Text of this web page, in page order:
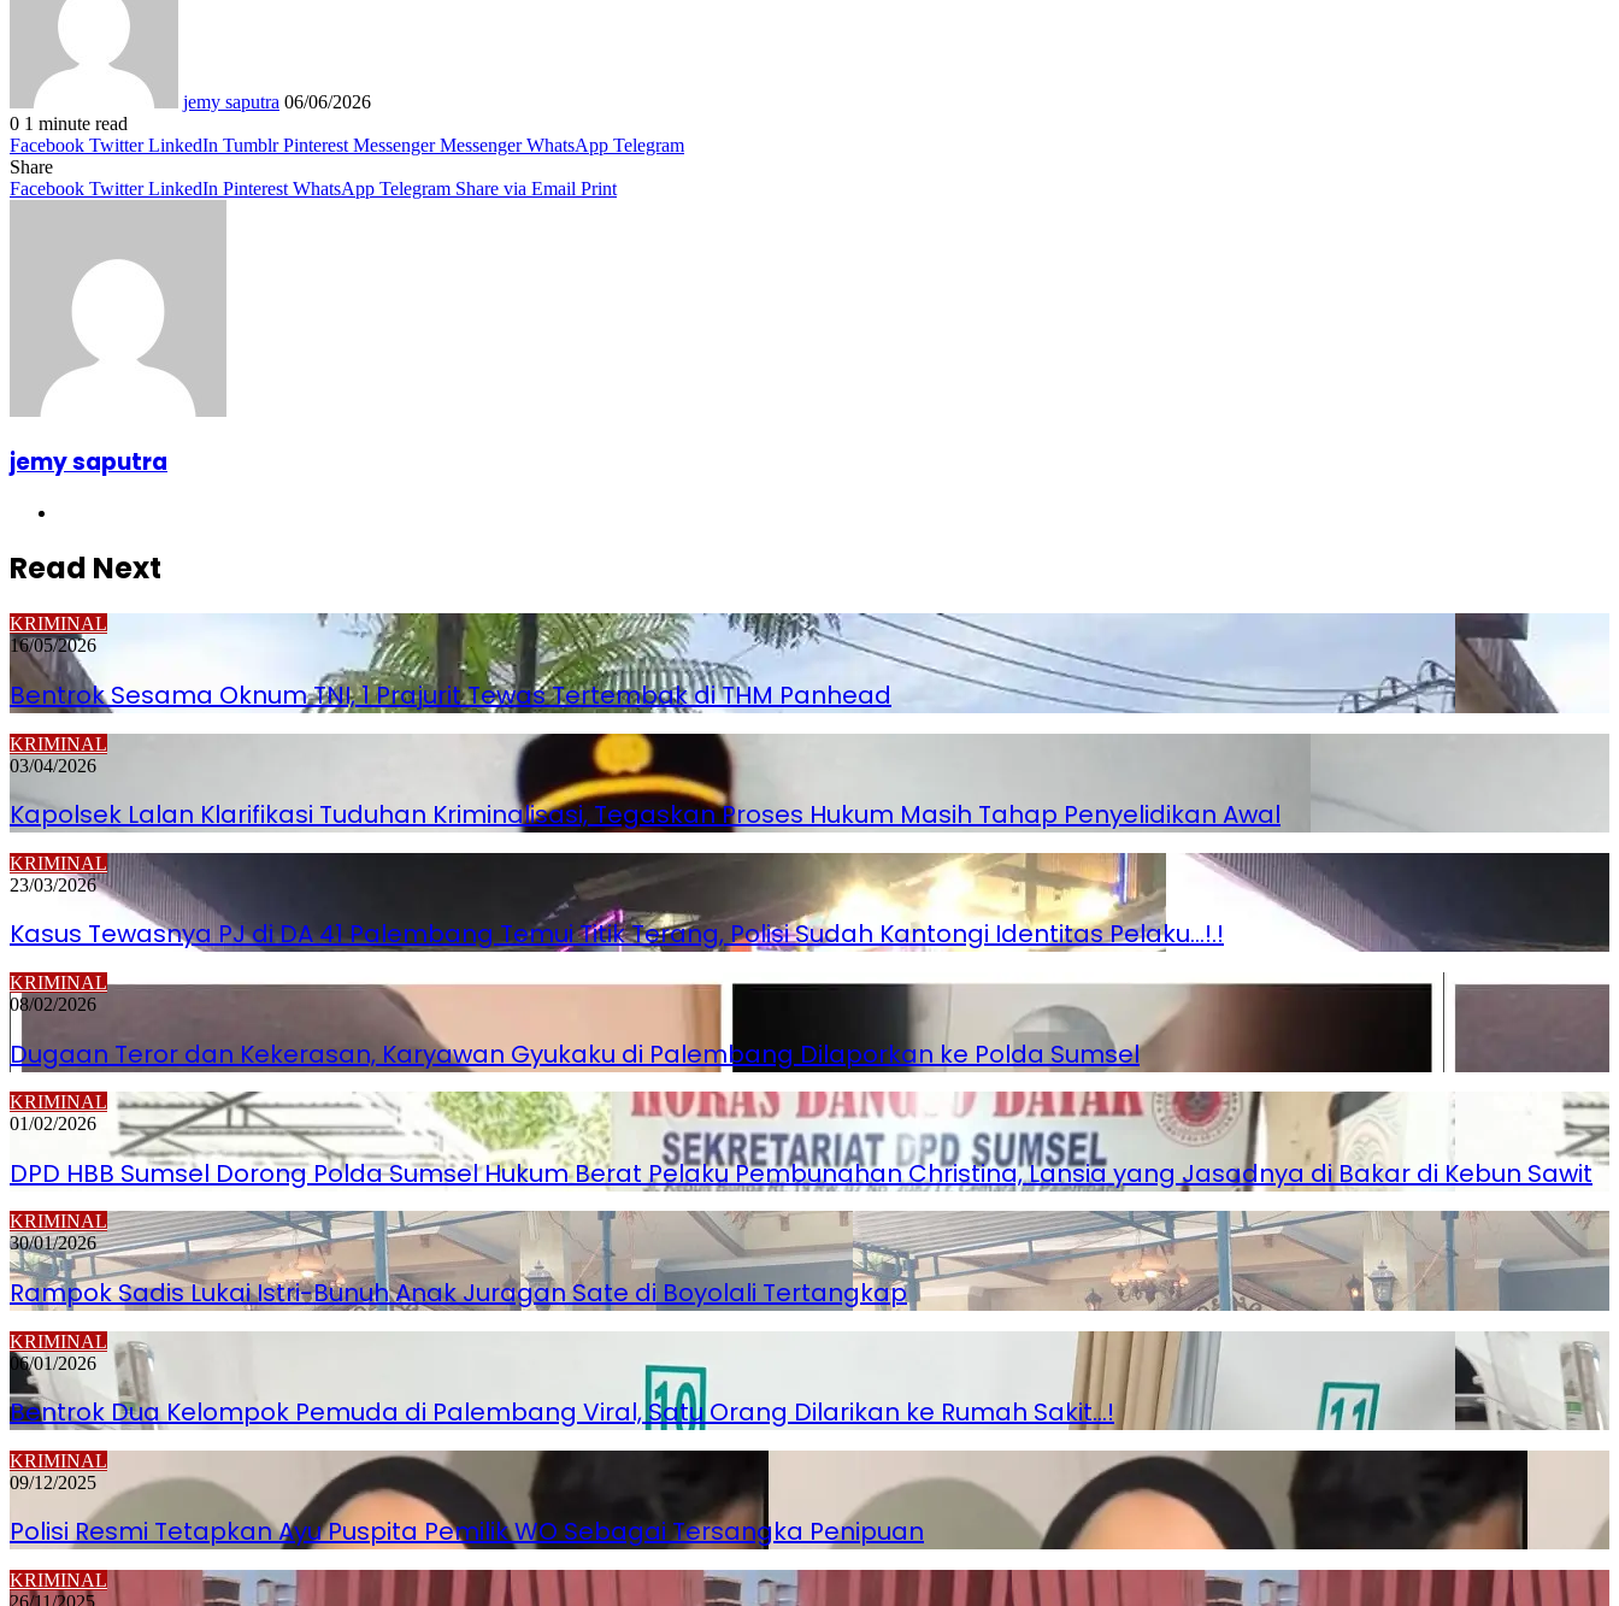
jemy saputra 06/06/2026
0 1 minute read
Facebook Twitter LinkedIn Tumblr Pinterest Messenger Messenger WhatsApp Telegram
Share
Facebook Twitter LinkedIn Pinterest WhatsApp Telegram Share via Email Print
jemy saputra
Read Next
KRIMINAL
16/05/2026
Bentrok Sesama Oknum TNI, 1 Prajurit Tewas Tertembak di THM Panhead
KRIMINAL
03/04/2026
Kapolsek Lalan Klarifikasi Tuduhan Kriminalisasi, Tegaskan Proses Hukum Masih Tahap Penyelidikan Awal
KRIMINAL
23/03/2026
Kasus Tewasnya PJ di DA 41 Palembang Temui Titik Terang, Polisi Sudah Kantongi Identitas Pelaku…!.!
KRIMINAL
08/02/2026
Dugaan Teror dan Kekerasan, Karyawan Gyukaku di Palembang Dilaporkan ke Polda Sumsel
KRIMINAL
01/02/2026
DPD HBB Sumsel Dorong Polda Sumsel Hukum Berat Pelaku Pembunahan Christina, Lansia yang Jasadnya di Bakar di Kebun Sawit
KRIMINAL
30/01/2026
Rampok Sadis Lukai Istri-Bunuh Anak Juragan Sate di Boyolali Tertangkap
KRIMINAL
06/01/2026
Bentrok Dua Kelompok Pemuda di Palembang Viral, Satu Orang Dilarikan ke Rumah Sakit…!
KRIMINAL
09/12/2025
Polisi Resmi Tetapkan Ayu Puspita Pemilik WO Sebagai Tersangka Penipuan
KRIMINAL
26/11/2025